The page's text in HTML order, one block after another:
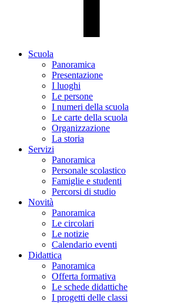
Scuola
Panoramica
Presentazione
I luoghi
Le persone
I numeri della scuola
Le carte della scuola
Organizzazione
La storia
Servizi
Panoramica
Personale scolastico
Famiglie e studenti
Percorsi di studio
Novità
Panoramica
Le circolari
Le notizie
Calendario eventi
Didattica
Panoramica
Offerta formativa
Le schede didattiche
I progetti delle classi